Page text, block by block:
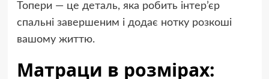
Топери — це деталь, яка робить інтер’єр
спальні завершеним і додає нотку розкоші
вашому життю.
Матраци в розмірах: